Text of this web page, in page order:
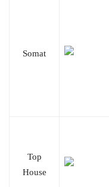
Somat
Top
House